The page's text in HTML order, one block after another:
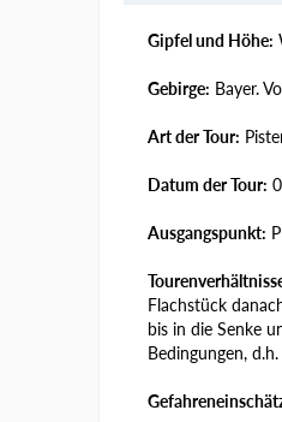
Gipfel und Höhe:
Gebirge: Bayer.
Art der Tour:
Datum der Tour:
Ausgangspunkt:
Flachstück
bis in die Senke
Bedingungen,